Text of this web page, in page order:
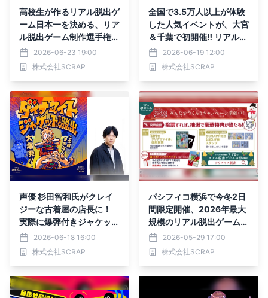
高校生が作るリアル脱出ゲ
ーム日本一を決める、リア
ル脱出ゲーム制作選手権
第5回「リアル脱出ゲーム
甲子園」予選結果発表
2026-06-23 19:00
株式会社SCRAP
全国で3.5万人以上が体験
した人気イベントが、大宮
＆千葉で初開催‼︎ リアル脱
出ゲーム『謎だらけのピラ
ミッドからの脱出』
2026-06-19 12:00
株式会社SCRAP
声優 杉田智和氏がクレイ
ジーな古着屋の店長に！
実際に爆弾付きジャケット
を着用して挑む、新作リア
ル脱出ゲーム『ダイナマイ
トジャケットからの脱出』
2026-06-18 16:00
株式会社SCRAP
パシフィコ横浜で今冬2日
間限定開催、2026年最大
規模のリアル脱出ゲーム
『終わらないクリスマスか
らの脱出』「みんなでつく
ろうキャンペーン」として
年5月29日(金)よりスター
2026-05-29 17:00
株式会社SCRAP